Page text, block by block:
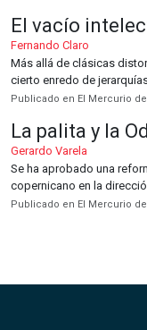
El vacío
Fernando Claro
Más allá de clásicas
cierto enredo de
Publicado en El Mercurio de
La palita y la
Gerardo Varela
Se ha aprobado una
copernicano en la
Publicado en El Mercurio de